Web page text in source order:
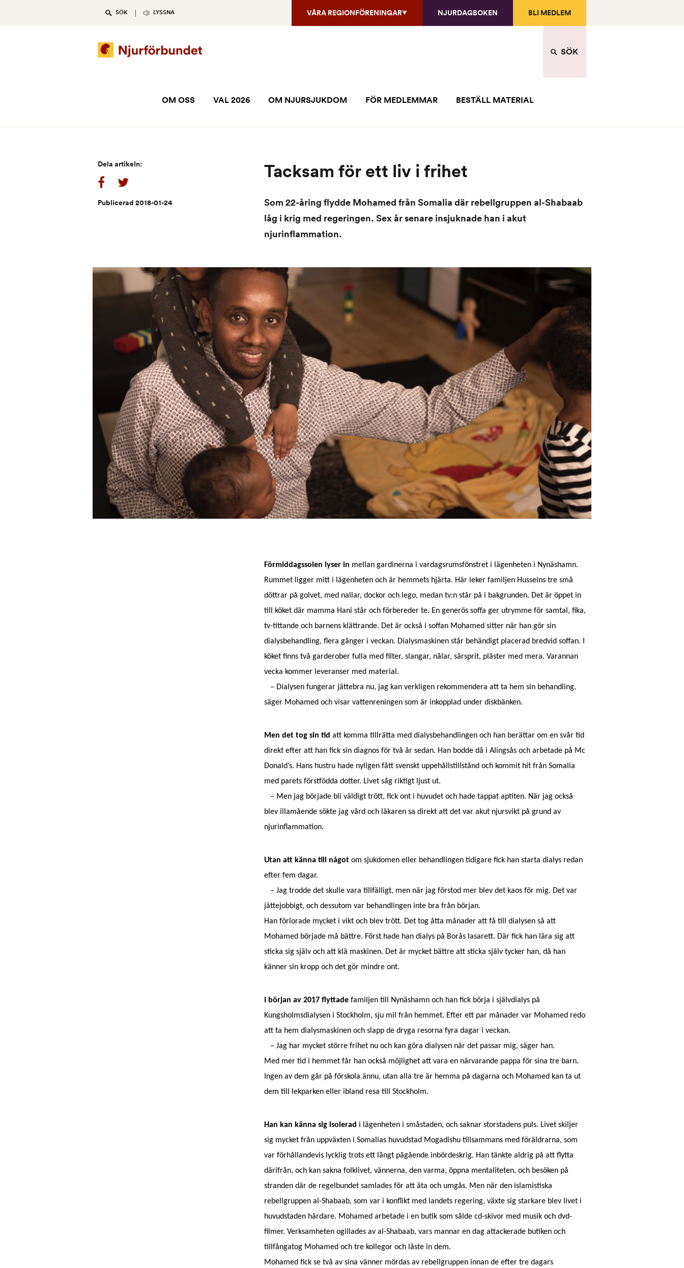
SÖK LYSSNA VÅRA REGIONFÖRENINGAR NJURDAGBOKEN BLI MEDLEM
SÖK
OM OSS VAL 2026 OM NJURSJUKDOM FÖR MEDLEMMAR BESTÄLL MATERIAL
Tacksam för ett liv i frihet
Som 22-åring flydde Mohamed från Somalia där rebellgruppen al-Shabaab
låg i krig med regeringen. Sex år senare insjuknade han i akut
njurinflammation.
Dela artikeln:
Publicerad 2018-01-24
Förmiddagssolen lyser in mellan gardinerna i vardagsrumsfönstret i lägenheten i Nynäshamn.
Rummet ligger mitt i lägenheten och är hemmets hjärta. Här leker familjen Husseins tre små
döttrar på golvet, med nallar, dockor och lego, medan tv:n står på i bakgrunden. Det är öppet in
till köket där mamma Hani står och förbereder te. En generös soffa ger utrymme för samtal, fika,
tv-tittande och barnens klättrande. Det är också i soffan Mohamed sitter när han gör sin
dialysbehandling, flera gånger i veckan. Dialysmaskinen står behändigt placerad bredvid soffan. I
köket finns två garderober fulla med filter, slangar, nålar, sårsprit, plåster med mera. Varannan
vecka kommer leveranser med material.
– Dialysen fungerar jättebra nu, jag kan verkligen rekommendera att ta hem sin behandling,
säger Mohamed och visar vattenreningen som är inkopplad under diskbänken.
Men det tog sin tid att komma tillrätta med dialysbehandlingen och han berättar om en svår tid
direkt efter att han fick sin diagnos för två år sedan. Han bodde då i Alingsås och arbetade på Mc
Donald’s. Hans hustru hade nyligen fått svenskt uppehållstillstånd och kommit hit från Somalia
med parets förstfödda dotter. Livet såg riktigt ljust ut.
– Men jag började bli väldigt trött, fick ont i huvudet och hade tappat aptiten. När jag också
blev illamående sökte jag vård och läkaren sa direkt att det var akut njursvikt på grund av
njurinflammation.
Utan att känna till någotom sjukdomen eller behandlingen tidigare fick han starta dialys redan
efter fem dagar.
– Jag trodde det skulle vara tillfälligt, men när jag förstod mer blev det kaos för mig. Det var
jättejobbigt, och dessutom var behandlingen inte bra från början.
Han förlorade mycket i vikt och blev trött. Det tog åtta månader att få till dialysen så att
Mohamed började må bättre. Först hade han dialys på Borås lasarett. Där fick han lära sig att
sticka sig själv och att klä maskinen. Det är mycket bättre att sticka själv tycker han, då han
känner sin kropp och det gör mindre ont.
I början av 2017 flyttade familjen till Nynäshamn och han fick börja i självdialys på
Kungsholmsdialysen i Stockholm, sju mil från hemmet. Efter ett par månader var Mohamed redo
att ta hem dialysmaskinen och slapp de dryga resorna fyra dagar i veckan.
– Jag har mycket större frihet nu och kan göra dialysen när det passar mig, säger han.
Med mer tid i hemmet får han också möjlighet att vara en närvarande pappa för sina tre barn.
Ingen av dem går på förskola ännu, utan alla tre är hemma på dagarna och Mohamed kan ta ut
dem till lekparken eller ibland resa till Stockholm.
Han kan känna sig isolerad i lägenheten i småstaden, och saknar storstadens puls. Livet skiljer
sig mycket från uppväxten i Somalias huvudstad Mogadishu tillsammans med föräldrarna, som
var förhållandevis lycklig trots ett långt pågående inbördeskrig. Han tänkte aldrig på att flytta
därifrån, och kan sakna folklivet, vännerna, den varma, öppna mentaliteten, och besöken på
stranden där de regelbundet samlades för att äta och umgås. Men när den islamistiska
rebellgruppen al-Shabaab, som var i konflikt med landets regering, växte sig starkare blev livet i
huvudstaden hårdare. Mohamed arbetade i en butik som sålde cd-skivor med musik och dvd-
filmer. Verksamheten ogillades av al-Shabaab, vars mannar en dag attackerade butiken och
tillfångatog Mohamed och tre kollegor och låste in dem.
Mohamed fick se två av sina vänner mördas av rebellgruppen innan de efter tre dagars